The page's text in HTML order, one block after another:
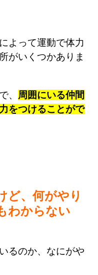
よって運動で体力
がいくつかありま
、 周囲にいる仲間
をつけることがで
ど、何がやり
わからない
るのか、なにがや